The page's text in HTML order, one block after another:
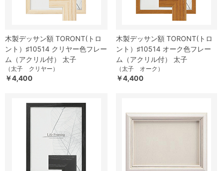
木製デッサン額 TORONT(トロ
ント）♯10514 クリヤー色フレー
ム（アクリル付） 太子
（太子 クリヤー）
￥4,400
木製デッサン額 TORONT(トロ
ント）♯10514 オーク色フレー
ム（アクリル付） 太子
（太子 オーク）
￥4,400